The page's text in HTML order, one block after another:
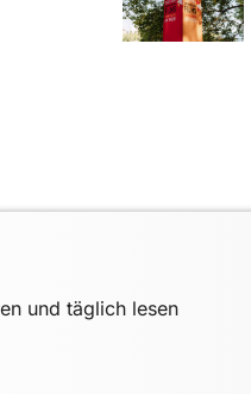
und täglich lesen